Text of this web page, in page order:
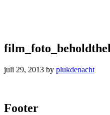
juli 29, 2013 by plukdenacht
Footer